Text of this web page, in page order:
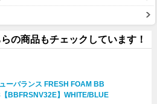
の商品もチェックしています！
ーバランス FRESH FOAM BB
BBFRSNV32E】WHITE/BLUE